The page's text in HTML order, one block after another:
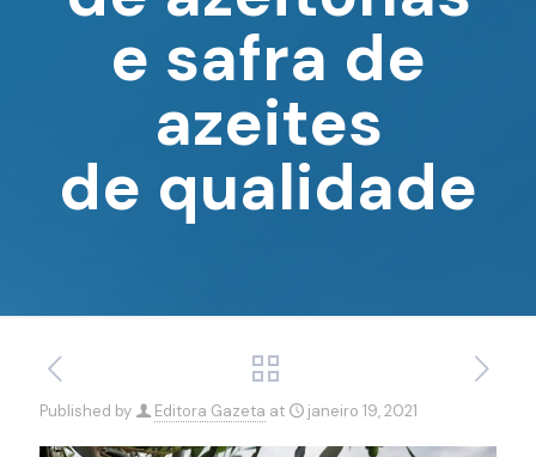
e safra de
azeites
de qualidade
Published by Editora Gazeta at janeiro 19, 2021